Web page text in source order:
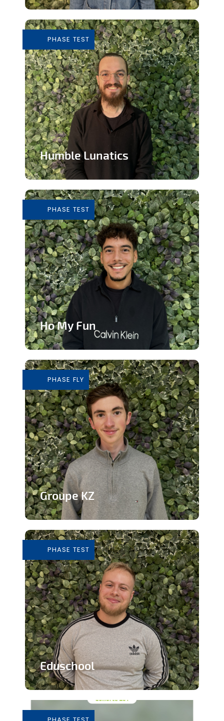
les personnes touchant des...
En savoir plus
PHASE TEST
Humble Lunatics
éthique
En savoir plus
PHASE TEST
Ho My Fun
inclusive
En savoir plus
PHASE FLY
Groupe KZ
main
En savoir plus
PHASE TEST
Eduschool
de professeurs en secondaire